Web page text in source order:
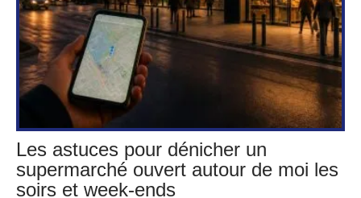
Les astuces pour dénicher un
supermarché ouvert autour de moi les
soirs et week-ends